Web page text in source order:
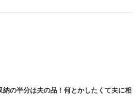
納の半分は夫の品！何とかしたくて夫に相